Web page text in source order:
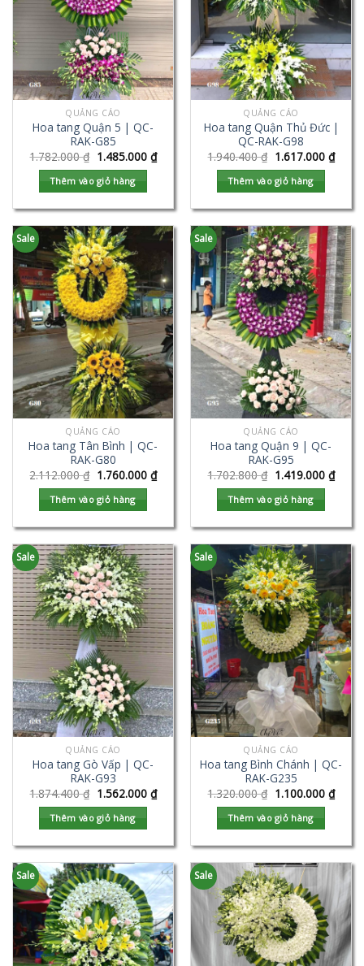
QUẢNG CÁO
Hoa tang Quận 5 | QC-
RAK-G85
1.782.000₫ 1.485.000 ₫
Thêm vào giỏ hàng
QUẢNG CÁO
Hoa tang Quận Thủ Đức |
QC-RAK-G98
1.940.400₫ 1.617.000 ₫
Thêm vào giỏ hàng
Sale
QUẢNG CÁO
Hoa tang Tân Bình | QC-
RAK-G80
2.112.000₫ 1.760.000 ₫
Thêm vào giỏ hàng
Sale
QUẢNG CÁO
Hoa tang Quận 9 | QC-
RAK-G95
1.702.800₫ 1.419.000 ₫
Thêm vào giỏ hàng
Sale
QUẢNG CÁO
Hoa tang Gò Vấp | QC-
RAK-G93
1.874.400₫ 1.562.000 ₫
Thêm vào giỏ hàng
Sale
QUẢNG CÁO
Hoa tang Bình Chánh | QC-
RAK-G235
1.320.000₫ 1.100.000 ₫
Thêm vào giỏ hàng
Sale Sale